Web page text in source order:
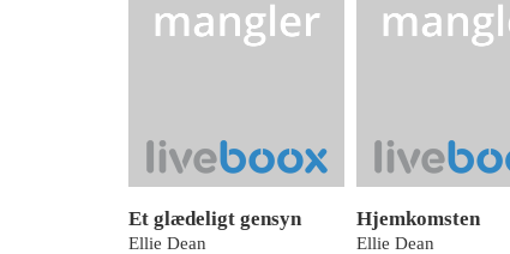
Et glædeligt gensyn
Ellie Dean
Hjemkomsten
Ellie Dean